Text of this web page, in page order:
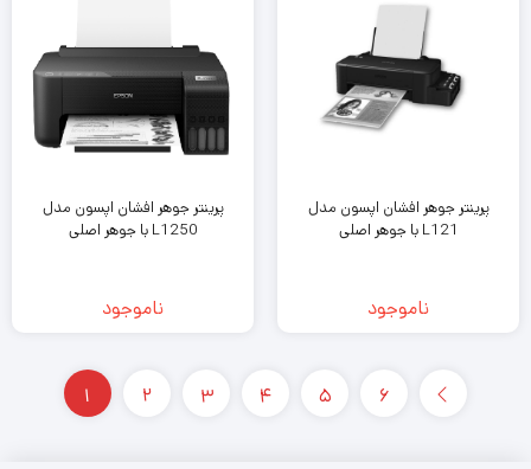
پرینتر جوهر افشان اپسون مدل
L121 با جوهر اصلی
ناموجود
پرینتر جوهر افشان اپسون مدل
L1250 با جوهر اصلی
ناموجود
1 2 3 4 5 6